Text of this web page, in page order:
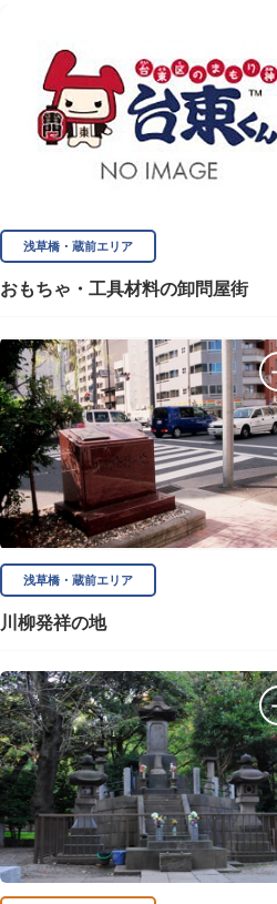
浅草橋・蔵前エリア
おもちゃ・工具材料の卸問屋街
浅草橋・蔵前エリア
川柳発祥の地